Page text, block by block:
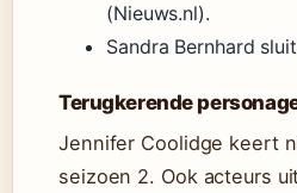
(Nieuws.nl).
Sandra Bernhard
Terugkerende
Jennifer Coolidge keert
seizoen 2. Ook acteurs